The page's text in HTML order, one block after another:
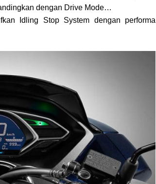
dengan Drive Mode…
Idling Stop System dengan performa